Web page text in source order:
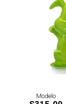
Modelo